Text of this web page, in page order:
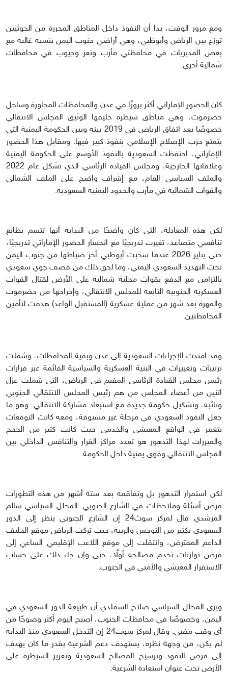
ومع مرور الوقت، بدا أن النفوذ داخل المناطق المحررة من الحوثيين
توزع بين الرياض وأبوظبي، وهي أراضي جنوب اليمن بنسبة غالبة مع
بعض المديريات في محافظتي مأرب وتعز وجيوب في محافظات
شمالية أخرى.
كان الحضور الإماراتي أكثر بروزًا في عدن والمحافظات المجاورة وساحل
حضرموت، وهي مناطق سيطرة حليفها الوثيق المجلس الانتقالي
خصوصًا بعد اتفاق الرياض في 2019 بينه وبين الحكومة اليمنية التي
يتمتع حزب الإصلاح الإسلامي بنفوذ كبير فيها. ومقابل هذا الحضور
الإماراتي، احتفظت السعودية بالنفوذ الأوسع على الحكومة اليمنية
وعلاقاتها الخارجية، ومجلس القيادة الرئاسي الذي تشكل عام 2022
والملف السياسي العام، مع إشراف واضح على الملف الشمالي
والقوات الشمالية في مأرب والحدود اليمنية السعودية.
لكن هذه المعادلة، التي كان واضحًا من البداية أنها تتسم بطابع
تنافسي متصاعد، تغيرت تدريجيًا مع انحسار الحضور الإماراتي تدريجيًا،
حتى يناير 2026 عندما سحبت أبوظبي أخر ضباطها من جنوب اليمن
تحت التهديد السعودي اليمني، وما لحق ذلك من قصف جوي سعودي
بالتزامن مع الدفع بقوات محلية شمالية على الأرض لقتال القوات
العسكرية الجنوبية التابعة للمجلس الانتقالي، وإخراجها من حضرموت
والمهرة بعد شهر من عملية عسكرية (المستقبل الواعد) هدفت لتأمين
المحافظتين.
وقد امتدت الإجراءات السعودية إلى عدن وبقية المحافظات، وشملت
ترتيبات وتغييرات في البنية العسكرية والسياسية القائمة عبر قرارات
رئيس مجلس القيادة الرئاسي المقيم في الرياض، التي شملت عزل
اثنين من أعضاء المجلس من هم رئيس المجلس الانتقالي الجنوبي
ونائبه، وتشكيل حكومة جديدة مع استبعاد مشاركة الانتقالي. وهو ما
جعل النفوذ السعودي في مرحلة غير مسبوقة، ومعه كانت التوقعات
بتغيير في الواقع المعيشي والخدمي حيث كانت كثير من الحجج
والمبررات لهذا التدهور هو تعدد مراكز القرار والتنافس الداخلي بين
المجلس الانتقالي وقوى يمنية داخل الحكومة.
لكن استمرار التدهور بل وتفاقمه بعد ستة أشهر من هذه التطورات
فرض أسئلة وملاحظات في الشارع الجنوبي. المحلل السياسي سالم
المرشدي قال لمركز سوث24 إن الشارع الجنوبي ينظر إلى الدور
السعودي بكثير من التوجس والريبة، حيث تركت الرياض موقع الحليف
الداعم المفترض، وانتقلت إلى موقع اللاعب الإقليمي الساعي إلى
فرض توازنات تخدم مصالحه أولًا، حتى وإن جاء ذلك على حساب
الاستقرار المعيشي والأمني في الجنوب.
ويرى المحلل السياسي صلاح السقلدي أن طبيعة الدور السعودي في
اليمن، وخصوصًا في محافظات الجنوب، أصبح اليوم أكثر وضوحًا من
أي وقت مضى. وقال لمركز سوث24 إن التدخل السعودي منذ البداية
لم يكن، من وجهة نظره، يستهدف دعم الشرعية بقدر ما كان يهدف
إلى فرض النفوذ وترسيخ المصالح السعودية وتعزيز السيطرة على
الأرض تحت عنوان استعادة الشرعية.